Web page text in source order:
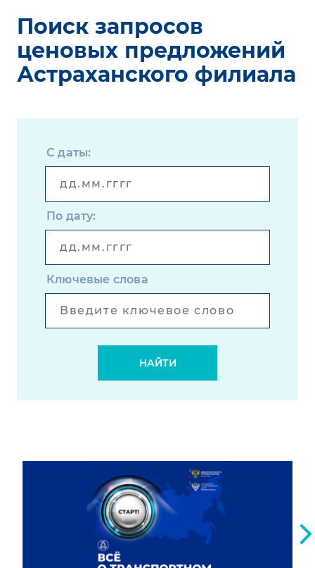
Поиск запросов
ценовых предложений
Астраханского филиала
С даты:
По дату:
Ключевые слова